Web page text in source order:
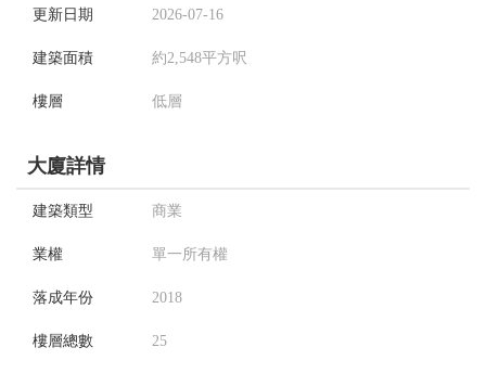
更新日期 2026-07-16
建築面積 約2,548平方呎
樓層 低層
大廈詳情
建築類型 商業
業權 單一所有權
落成年份 2018
樓層總數 25